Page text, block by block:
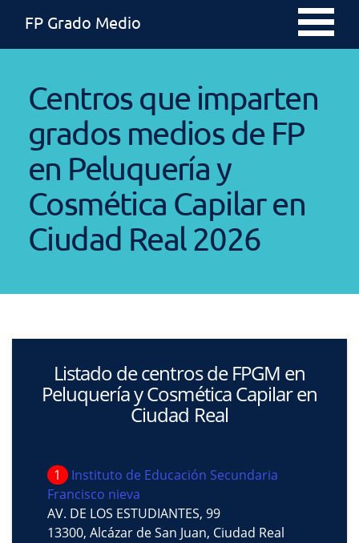
FP Grado Medio
Centros que imparten
grados medios de FP
en Peluquería y
Cosmética Capilar en
Ciudad Real 2026
Listado de centros de FPGM en
Peluquería y Cosmética Capilar en
Ciudad Real
1
Instituto de Educación Secundaria
Francisco nieva
AV. DE LOS ESTUDIANTES, 99
13300, Alcázar de San Juan, Ciudad Real